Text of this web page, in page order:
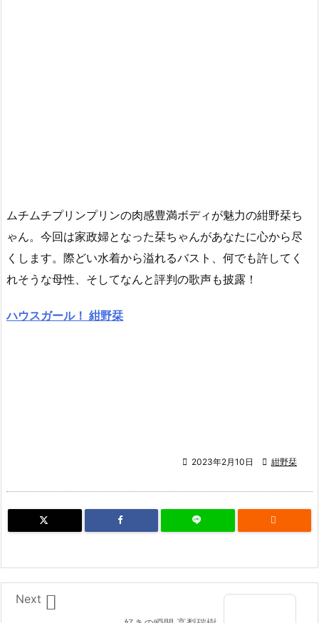
ムチムチプリンプリンの肉感豊満ボディが魅力の紺野栞ち
ゃん。今回は家政婦となった栞ちゃんがあなたに心から尽
くします。際どい水着から溢れるバスト、何でも許してく
れそうな母性、そしてなんと評判の歌声も披露！
ハウスガール！ 紺野栞
 2023年2月10日  紺野栞


Next